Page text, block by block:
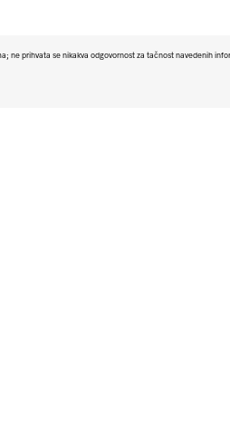
ne prihvata se nikakva odgovornost za tačnost navedenih